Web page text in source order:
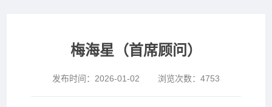
梅海星（首席顾问）
发布时间： 2026-01-02 浏览次数： 4753